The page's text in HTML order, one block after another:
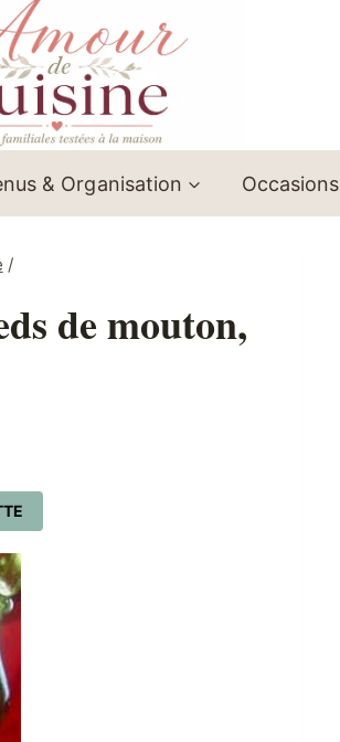
& Organisation Occasions
/
de mouton,